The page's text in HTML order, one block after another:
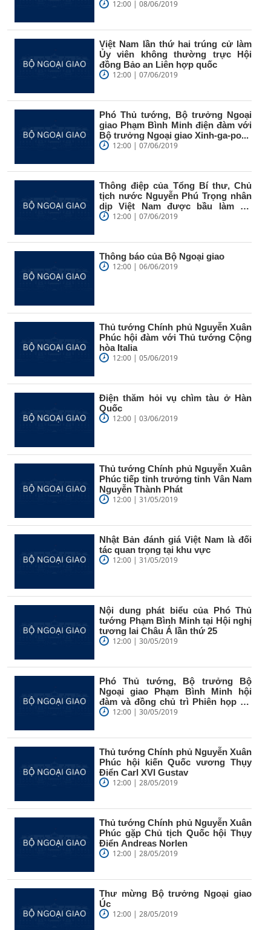
12:00 | 08/06/2019
Việt Nam lần thứ hai trúng cử làm
Ủy viên không thường trực Hội
đồng Bảo an Liên hợp quốc
12:00 | 07/06/2019
Phó Thủ tướng, Bộ trưởng Ngoại
giao Phạm Bình Minh điện đàm với
Bộ trưởng Ngoại giao Xinh-ga-po...
12:00 | 07/06/2019
Thông điệp của Tổng Bí thư, Chủ
tịch nước Nguyễn Phú Trọng nhân
dịp Việt Nam được bầu làm Uỷ
viên...12:00 | 07/06/2019
Thông báo của Bộ Ngoại giao
12:00 | 06/06/2019
Thủ tướng Chính phủ Nguyễn Xuân
Phúc hội đàm với Thủ tướng Cộng
hòa Italia
12:00 | 05/06/2019
Điện thăm hỏi vụ chìm tàu ở Hàn
Quốc
12:00 | 03/06/2019
Thủ tướng Chính phủ Nguyễn Xuân
Phúc tiếp tỉnh trưởng tỉnh Vân Nam
Nguyễn Thành Phát
12:00 | 31/05/2019
Nhật Bản đánh giá Việt Nam là đối
tác quan trọng tại khu vực
12:00 | 31/05/2019
Nội dung phát biểu của Phó Thủ
tướng Phạm Bình Minh tại Hội nghị
tương lai Châu Á lần thứ 25
12:00 | 30/05/2019
Phó Thủ tướng, Bộ trưởng Bộ
Ngoại giao Phạm Bình Minh hội
đàm và đồng chủ trì Phiên họp Ủy
ban...12:00 | 30/05/2019
Thủ tướng Chính phủ Nguyễn Xuân
Phúc hội kiến Quốc vương Thụy
Điển Carl XVI Gustav
12:00 | 28/05/2019
Thủ tướng Chính phủ Nguyễn Xuân
Phúc gặp Chủ tịch Quốc hội Thụy
Điển Andreas Norlen
12:00 | 28/05/2019
Thư mừng Bộ trưởng Ngoại giao
Úc
12:00 | 28/05/2019